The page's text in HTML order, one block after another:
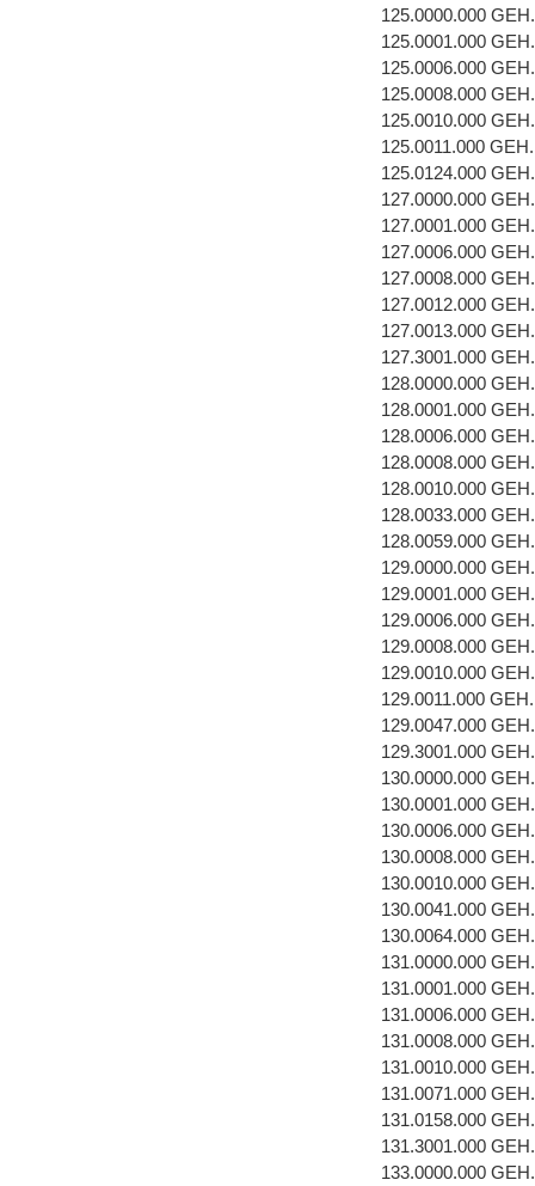
125.0000.000
125.0001.000
125.0006.000
125.0008.000
125.0010.000
125.0011.000
125.0124.000
127.0000.000
127.0001.000
127.0006.000
127.0008.000
127.0012.000
127.0013.000
127.3001.000
128.0000.000
128.0001.000
128.0006.000
128.0008.000
128.0010.000
128.0033.000
128.0059.000
129.0000.000
129.0001.000
129.0006.000
129.0008.000
129.0010.000
129.0011.000
129.0047.000
129.3001.000
130.0000.000
130.0001.000
130.0006.000
130.0008.000
130.0010.000
130.0041.000
130.0064.000
131.0000.000
131.0001.000
131.0006.000
131.0008.000
131.0010.000
131.0071.000
131.0158.000
131.3001.000
133.0000.000